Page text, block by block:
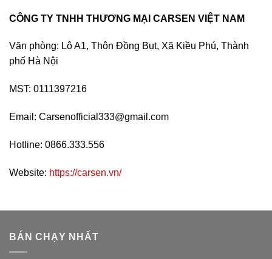
CÔNG TY TNHH THƯƠNG MẠI CARSEN VIỆT NAM
Văn phòng: Lô A1, Thôn Đồng Bụt, Xã Kiều Phú, Thành
phố Hà Nội
MST: 0111397216
Email: Carsenofficial333@gmail.com
Hotline: 0866.333.556
Website: https://carsen.vn/
BÁN CHẠY NHẤT